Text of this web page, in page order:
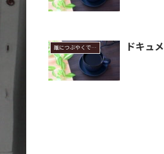
誰につぶやくでもなく ドキュ